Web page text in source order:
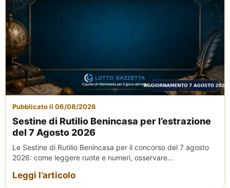
Pubblicato il 06/08/2026
Sestine di Rutilio Benincasa per l’estrazione
del 7 Agosto 2026
Le Sestine di Rutilio Benincasa per il concorso del 7 agosto
2026: come leggere ruote e numeri, osservare...
Leggi l’articolo